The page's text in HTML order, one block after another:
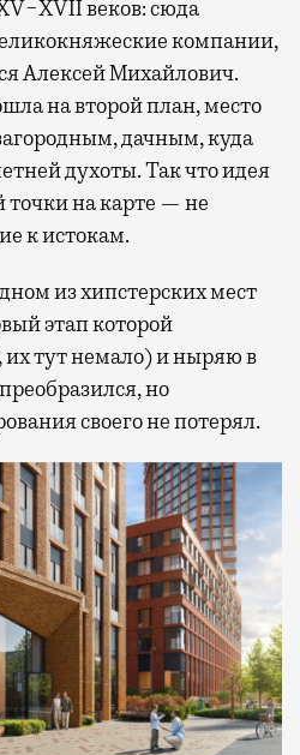
веков: сюда
компании,
Алексей Михайлович.
на второй план, место
дачным, куда
духоты. Так что идея
точки на карте — не
к истокам.
из хипстерских мест
этап которой
их тут немало) и ныряю в
но
своего не потерял.